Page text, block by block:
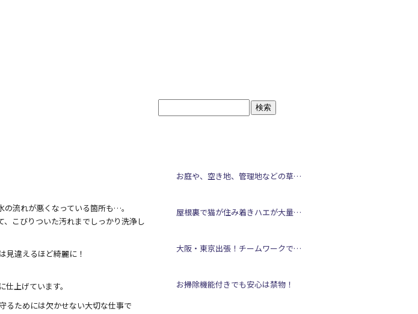
流れが悪くなっている箇所も…。
こびりついた汚れまでしっかり洗浄し
見違えるほど綺麗に！
上げています。
るためには欠かせない大切な仕事で
お庭や、空き地、管理地などの草刈りはロスクへお任せください！
屋根裏で猫が住み着きハエが大量発生…原因究明から侵入経路封鎖まで
大阪・東京出張！チームワークで乗り切りました！
お掃除機能付きでも安心は禁物！